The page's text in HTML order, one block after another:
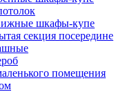
шкафы-купе
секция посередине
помещения